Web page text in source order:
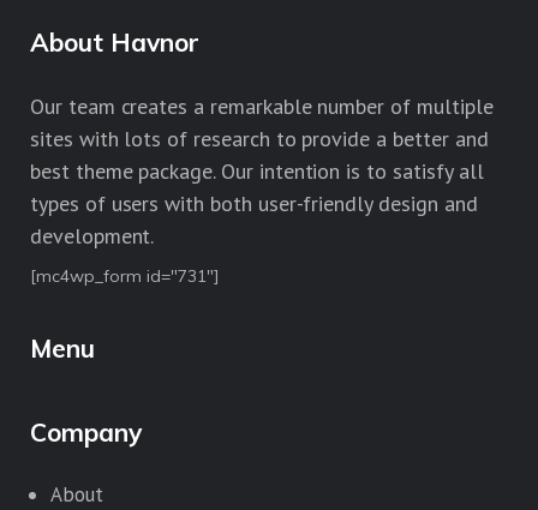
About Havnor
Our team creates a remarkable number of multiple
sites with lots of research to provide a better and
best theme package. Our intention is to satisfy all
types of users with both user-friendly design and
development.
[mc4wp_form id="731"]
Menu
Company
About